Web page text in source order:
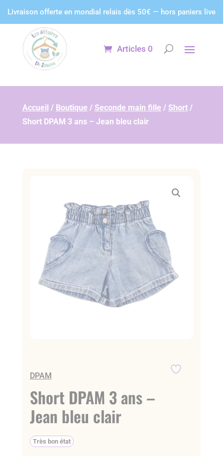
Livraison offerte en mondial relais dès 50€ — hors paniers live
Articles 0
Accueil / Boutique / Seconde main fille / Short/
Short DPAM 3 ans – Jean bleu clair
DPAM
Short DPAM 3 ans –
Jean bleu clair
Très bon état
Panneau de gestion des cookies